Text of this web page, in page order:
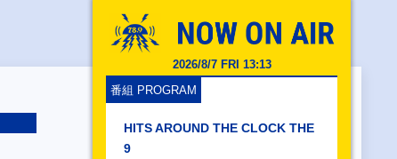
2026/8/7 FRI 13:13
番組 PROGRAM
HITS AROUND THE CLOCK THE
9